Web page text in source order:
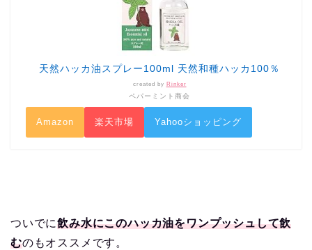
天然ハッカ油スプレー100ml 天然和種ハッカ100％
created by Rinker
ペパーミント商会
Amazon 楽天市場 Yahooショッピング
ついでに飲み水にこのハッカ油をワンプッシュして飲
むのもオススメです。